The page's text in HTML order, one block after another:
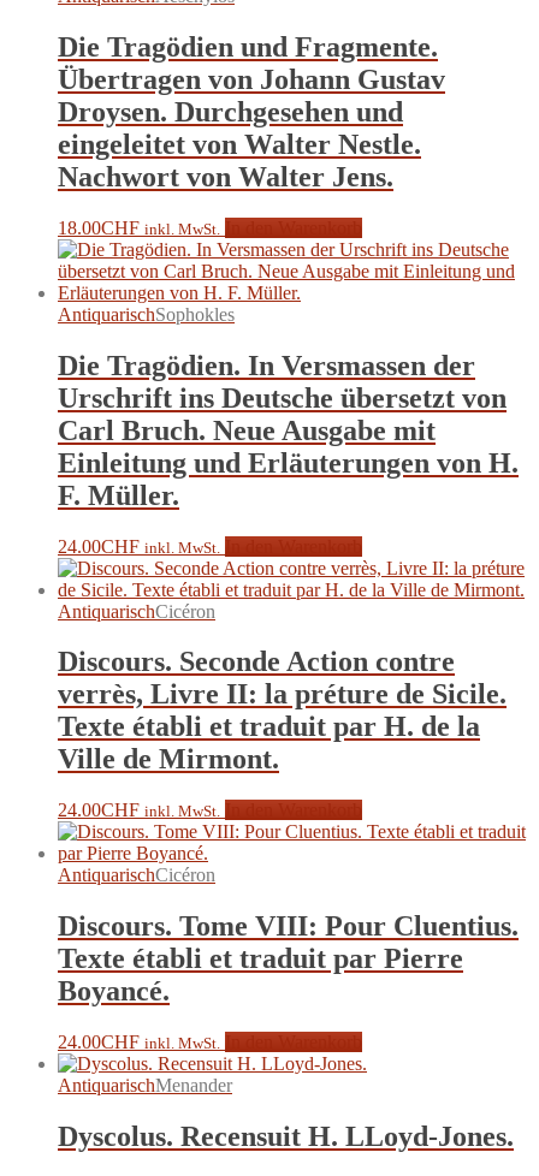
Die Tragödien und Fragmente.
Übertragen von Johann Gustav
Droysen. Durchgesehen und
eingeleitet von Walter Nestle.
Nachwort von Walter Jens.
18.00CHF inkl. MwSt.
AntiquarischSophokles
Die Tragödien. In Versmassen der
Urschrift ins Deutsche übersetzt von
Carl Bruch. Neue Ausgabe mit
Einleitung und Erläuterungen von H.
F. Müller.
24.00CHF inkl. MwSt.
AntiquarischCicéron
Discours. Seconde Action contre
verrès, Livre II: la préture de Sicile.
Texte établi et traduit par H. de la
Ville de Mirmont.
24.00CHF inkl. MwSt.
AntiquarischCicéron
Discours. Tome VIII: Pour Cluentius.
Texte établi et traduit par Pierre
Boyancé.
24.00CHF inkl. MwSt.
AntiquarischMenander
Dyscolus. Recensuit H. LLoyd-Jones.